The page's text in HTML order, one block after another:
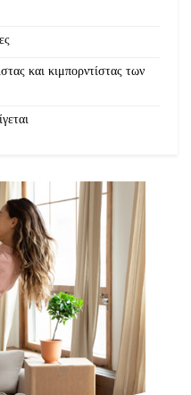
και κιμπορντίστας των